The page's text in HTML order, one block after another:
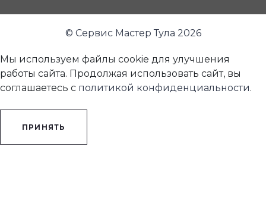
© Сервис Мастер Тула 2026
Мы используем файлы cookie для улучшения
работы сайта. Продолжая использовать сайт, вы
соглашаетесь с политикой конфиденциальности.
ПРИНЯТЬ